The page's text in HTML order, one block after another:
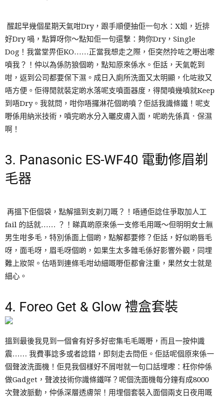
醒起早幾個星期天氣咁Dry，跟手順便抽佢一句水：X姐，近排
好Dry 喎，點算呀你～點知佢一句還撃：夠你Dry，Single
Dog！我當堂畀佢KO……正當我想走之際，佢突然拎咗之嘢出嚟
噴我？！仲以為係防狼個啲，點知原來係水。佢話，天氣乾到
咁，返到公司都要保下濕。成日入廁所洗面又太明顯，化咗妝又
唔方便。佢得閒就裝定啲水落呢支噴面器度，得閒噴幾噴就Keep
到唔Dry。我就問，咁你唔攞淋花個啲噴？佢話我識條鐵！呢支
嘢係用納米技術，噴完啲水分入曬皮膚入面，呢啲先係真．保濕
啊！
3. Panasonic ES-WF40 電動修眉剃
毛器
再搵下佢個袋，點解搵到支剃刀嘅？！唔通佢諗住爭取加人工
fail 的話就…… ？！睇真啲原來係一支修毛用嘅～但明明女士無
男生咁多毛，特別係面上個啲，點解都要修？佢話，好似啲唇毛
呀，面毛呀，眉毛呀個啲，如果生太多雜毛係好影響外觀，同埋
難上妝架。估唔到連條毛咁幼細嘅嘢佢都會注重，果然女士就是
細心。
4. Foreo Get & Glow 禮盒套裝
搵到最後我見到一個會有好多好密集毛毛嘅嘢，而且一按仲識
震…… 我費事諗多或者諗錯，即刻走去問佢。佢話呢個原來係一
個聲波洗面機！佢見我個樣好不屑咁就一句口話埋嚟：枉你仲係
做Gadget，聲波技術你識條鐵咩？呢個洗面機每分鐘有成8000
次聲波脈動，仲係深層透膚架！用埋個套裝入面個兩支日夜用嘅